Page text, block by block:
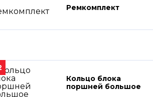
Ремкомплект
Кольцо блока
поршней большое